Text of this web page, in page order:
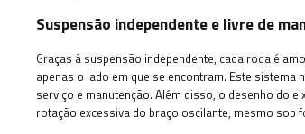
Suspensão independente e livre de
Graças à suspensão independente, cada roda é
apenas o lado em que se encontram. Este
serviço e manutenção. Além disso, o desenho do
rotação excessiva do braço oscilante, mesmo sob